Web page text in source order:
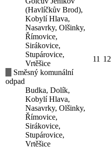
(Havlíčkův Brod),
Kobylí Hlava,
Nasavrky, Olšinky,
Římovice,
Sirákovice,
Stupárovice,
Vrtěšice
Směsný komunální
odpad
Budka, Dolík,
Kobylí Hlava,
Nasavrky, Olšinky,
Římovice,
Sirákovice,
Stupárovice,
Vrtěšice
11 12